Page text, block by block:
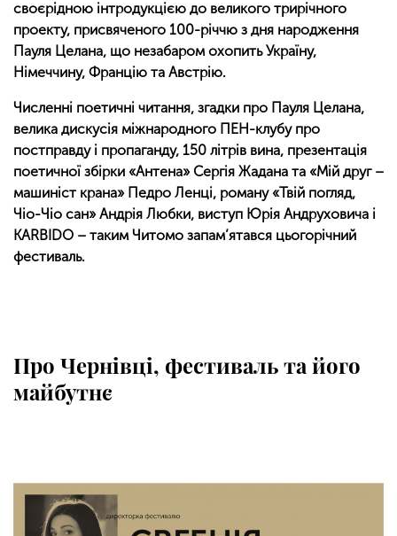
своєрідною інтродукцією до великого трирічного
проекту, присвяченого 100-річчю з дня народження
Пауля Целана, що незабаром охопить Україну,
Німеччину, Францію та Австрію.
Численні поетичні читання, згадки про Пауля Целана,
велика дискусія міжнародного ПЕН-клубу про
постправду і пропаганду, 150 літрів вина, презентація
поетичної збірки «Антена»Сергія Жадана та «Мій друг –
машиніст крана»Педро Ленці, роману «Твій погляд,
Чіо-Чіо сан» Андрія Любки, виступ Юрія Андруховича і
KARBIDO – таким Читомо запам’ятався цьогорічний
фестиваль.
Про Чернівці, фестиваль та його
майбутнє